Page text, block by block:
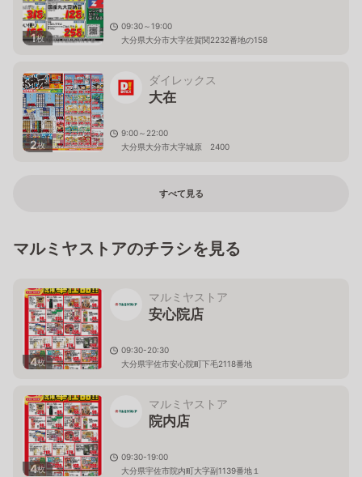
1枚
09:30～19:00
大分県大分市大字佐賀関2232番地の158
2枚
ダイレックス
大在
9:00～22:00
大分県大分市大字城原 2400
すべて見る
マルミヤストアのチラシを見る
4枚
マルミヤストア
安心院店
09:30-20:30
大分県宇佐市安心院町下毛2118番地
4枚
マルミヤストア
院内店
09:30-19:00
大分県宇佐市院内町大字副1139番地１